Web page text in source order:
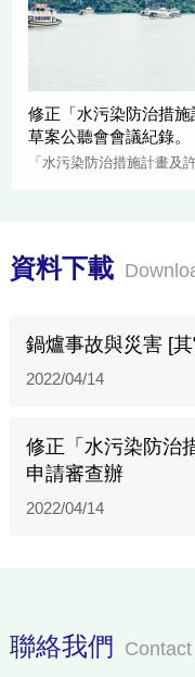
修正「水污染防治措
草案公聽會會議紀錄。
「水污染防治措施計畫及
資料下載
鍋爐事故與災害 [
2022/04/14
修正「水污染防治
申請審查辦
2022/04/14
聯絡我們